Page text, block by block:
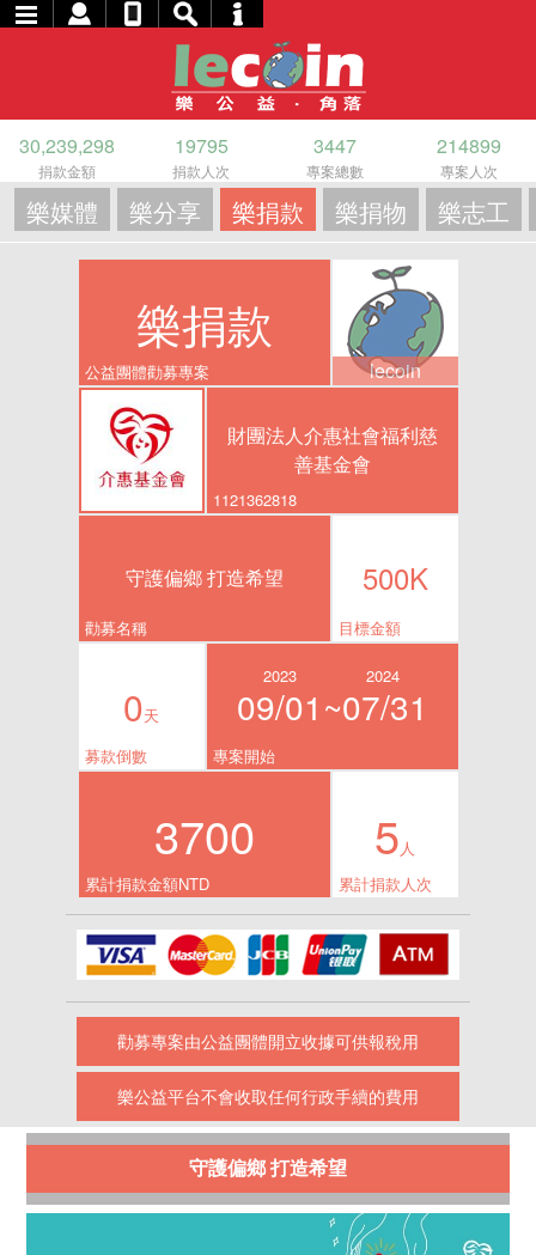
30,239,298
捐款金額
19795
捐款人次
3447
專案總數
214899
專案人次
樂媒體 樂分享 樂捐款 樂捐物 樂志工
樂捐款
公益團體勸募專案 lecoin
財團法人介惠社會福利慈
善基金會
1121362818
守護偏鄉 打造希望
勸募名稱
500K
目標金額
0天
募款倒數
2023
09/01~
2024
07/31
專案開始
3700
累計捐款金額NTD
5人
累計捐款人次
勸募專案由公益團體開立收據可供報稅用
樂公益平台不會收取任何行政手續的費用
守護偏鄉 打造希望